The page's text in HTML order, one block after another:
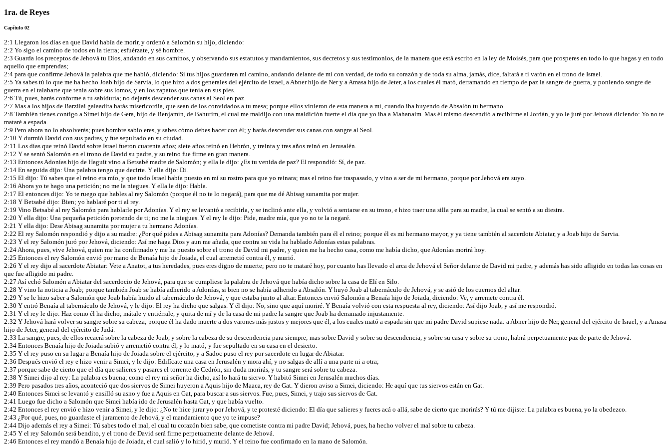
1ra. de Reyes
Capítulo 02
2:1 Llegaron los días en que David había de morir, y ordenó a Salomón su hijo, diciendo:
2:2 Yo sigo el camino de todos en la tierra; esfuérzate, y sé hombre.
2:3 Guarda los preceptos de Jehová tu Dios, andando en sus caminos, y observando sus estatutos y mandamientos, sus decretos y sus testimonios, de la manera que está escrito en la ley de Moisés, para que prosperes en todo lo que hagas y en todo
aquello que emprendas;
2:4 para que confirme Jehová la palabra que me habló, diciendo: Si tus hijos guardaren mi camino, andando delante de mí con verdad, de todo su corazón y de toda su alma, jamás, dice, faltará a ti varón en el trono de Israel.
2:5 Ya sabes tú lo que me ha hecho Joab hijo de Sarvia, lo que hizo a dos generales del ejército de Israel, a Abner hijo de Ner y a Amasa hijo de Jeter, a los cuales él mató, derramando en tiempo de paz la sangre de guerra, y poniendo sangre de
guerra en el talabarte que tenía sobre sus lomos, y en los zapatos que tenía en sus pies.
2:6 Tú, pues, harás conforme a tu sabiduría; no dejarás descender sus canas al Seol en paz.
2:7 Mas a los hijos de Barzilai galaadita harás misericordia, que sean de los convidados a tu mesa; porque ellos vinieron de esta manera a mí, cuando iba huyendo de Absalón tu hermano.
2:8 También tienes contigo a Simei hijo de Gera, hijo de Benjamín, de Bahurim, el cual me maldijo con una maldición fuerte el día que yo iba a Mahanaim. Mas él mismo descendió a recibirme al Jordán, y yo le juré por Jehová diciendo: Yo no te
mataré a espada.
2:9 Pero ahora no lo absolverás; pues hombre sabio eres, y sabes cómo debes hacer con él; y harás descender sus canas con sangre al Seol.
2:10 Y durmió David con sus padres, y fue sepultado en su ciudad.
2:11 Los días que reinó David sobre Israel fueron cuarenta años; siete años reinó en Hebrón, y treinta y tres años reinó en Jerusalén.
2:12 Y se sentó Salomón en el trono de David su padre, y su reino fue firme en gran manera.
2:13 Entonces Adonías hijo de Haguit vino a Betsabé madre de Salomón; y ella le dijo: ¿Es tu venida de paz? El respondió: Sí, de paz.
2:14 En seguida dijo: Una palabra tengo que decirte. Y ella dijo: Di.
2:15 El dijo: Tú sabes que el reino era mío, y que todo Israel había puesto en mí su rostro para que yo reinara; mas el reino fue traspasado, y vino a ser de mi hermano, porque por Jehová era suyo.
2:16 Ahora yo te hago una petición; no me la niegues. Y ella le dijo: Habla.
2:17 El entonces dijo: Yo te ruego que hables al rey Salomón (porque él no te lo negará), para que me dé Abisag sunamita por mujer.
2:18 Y Betsabé dijo: Bien; yo hablaré por ti al rey.
2:19 Vino Betsabé al rey Salomón para hablarle por Adonías. Y el rey se levantó a recibirla, y se inclinó ante ella, y volvió a sentarse en su trono, e hizo traer una silla para su madre, la cual se sentó a su diestra.
2:20 Y ella dijo: Una pequeña petición pretendo de ti; no me la niegues. Y el rey le dijo: Pide, madre mía, que yo no te la negaré.
2:21 Y ella dijo: Dese Abisag sunamita por mujer a tu hermano Adonías.
2:22 El rey Salomón respondió y dijo a su madre: ¿Por qué pides a Abisag sunamita para Adonías? Demanda también para él el reino; porque él es mi hermano mayor, y ya tiene también al sacerdote Abiatar, y a Joab hijo de Sarvia.
2:23 Y el rey Salomón juró por Jehová, diciendo: Así me haga Dios y aun me añada, que contra su vida ha hablado Adonías estas palabras.
2:24 Ahora, pues, vive Jehová, quien me ha confirmado y me ha puesto sobre el trono de David mi padre, y quien me ha hecho casa, como me había dicho, que Adonías morirá hoy.
2:25 Entonces el rey Salomón envió por mano de Benaía hijo de Joiada, el cual arremetió contra él, y murió.
2:26 Y el rey dijo al sacerdote Abiatar: Vete a Anatot, a tus heredades, pues eres digno de muerte; pero no te mataré hoy, por cuanto has llevado el arca de Jehová el Señor delante de David mi padre, y además has sido afligido en todas las cosas en
que fue afligido mi padre.
2:27 Así echó Salomón a Abiatar del sacerdocio de Jehová, para que se cumpliese la palabra de Jehová que había dicho sobre la casa de Elí en Silo.
2:28 Y vino la noticia a Joab; porque también Joab se había adherido a Adonías, si bien no se había adherido a Absalón. Y huyó Joab al tabernáculo de Jehová, y se asió de los cuernos del altar.
2:29 Y se le hizo saber a Salomón que Joab había huido al tabernáculo de Jehová, y que estaba junto al altar. Entonces envió Salomón a Benaía hijo de Joiada, diciendo: Ve, y arremete contra él.
2:30 Y entró Benaía al tabernáculo de Jehová, y le dijo: El rey ha dicho que salgas. Y él dijo: No, sino que aquí moriré. Y Benaía volvió con esta respuesta al rey, diciendo: Así dijo Joab, y así me respondió.
2:31 Y el rey le dijo: Haz como él ha dicho; mátale y entiérrale, y quita de mí y de la casa de mi padre la sangre que Joab ha derramado injustamente.
2:32 Y Jehová hará volver su sangre sobre su cabeza; porque él ha dado muerte a dos varones más justos y mejores que él, a los cuales mató a espada sin que mi padre David supiese nada: a Abner hijo de Ner, general del ejército de Israel, y a Amasa
hijo de Jeter, general del ejército de Judá.
2:33 La sangre, pues, de ellos recaerá sobre la cabeza de Joab, y sobre la cabeza de su descendencia para siempre; mas sobre David y sobre su descendencia, y sobre su casa y sobre su trono, habrá perpetuamente paz de parte de Jehová.
2:34 Entonces Benaía hijo de Joiada subió y arremetió contra él, y lo mató; y fue sepultado en su casa en el desierto.
2:35 Y el rey puso en su lugar a Benaía hijo de Joiada sobre el ejército, y a Sadoc puso el rey por sacerdote en lugar de Abiatar.
2:36 Después envió el rey e hizo venir a Simei, y le dijo: Edifícate una casa en Jerusalén y mora ahí, y no salgas de allí a una parte ni a otra;
2:37 porque sabe de cierto que el día que salieres y pasares el torrente de Cedrón, sin duda morirás, y tu sangre será sobre tu cabeza.
2:38 Y Simei dijo al rey: La palabra es buena; como el rey mi señor ha dicho, así lo hará tu siervo. Y habitó Simei en Jerusalén muchos días.
2:39 Pero pasados tres años, aconteció que dos siervos de Simei huyeron a Aquis hijo de Maaca, rey de Gat. Y dieron aviso a Simei, diciendo: He aquí que tus siervos están en Gat.
2:40 Entonces Simei se levantó y ensilló su asno y fue a Aquis en Gat, para buscar a sus siervos. Fue, pues, Simei, y trajo sus siervos de Gat.
2:41 Luego fue dicho a Salomón que Simei había ido de Jerusalén hasta Gat, y que había vuelto.
2:42 Entonces el rey envió e hizo venir a Simei, y le dijo: ¿No te hice jurar yo por Jehová, y te protesté diciendo: El día que salieres y fueres acá o allá, sabe de cierto que morirás? Y tú me dijiste: La palabra es buena, yo la obedezco.
2:43 ¿Por qué, pues, no guardaste el juramento de Jehová, y el mandamiento que yo te impuse?
2:44 Dijo además el rey a Simei: Tú sabes todo el mal, el cual tu corazón bien sabe, que cometiste contra mi padre David; Jehová, pues, ha hecho volver el mal sobre tu cabeza.
2:45 Y el rey Salomón será bendito, y el trono de David será firme perpetuamente delante de Jehová.
2:46 Entonces el rey mandó a Benaía hijo de Joiada, el cual salió y lo hirió, y murió. Y el reino fue confirmado en la mano de Salomón.